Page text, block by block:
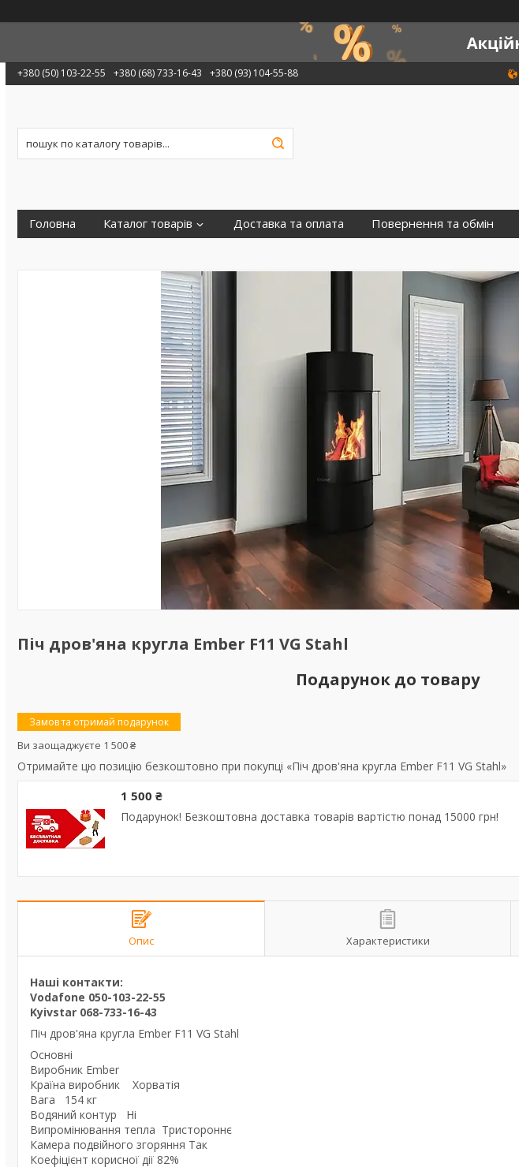
+380 (50) 103-22-55 +380 (68) 733-16-43 +380 (93) 104-55-88
Головна Каталог товарів Доставка та оплата Повернення та обмін
Піч дров'яна кругла Ember F11 VG Stahl
Подарунок до товару
Замов та отримай подарунок
Ви заощаджуєте 1 500 ₴
Отримайте цю позицію безкоштовно при покупці «Піч дров'яна кругла Ember F11 VG Stahl»
1 500 ₴
Подарунок! Безкоштовна доставка товарів вартістю понад 15000 грн!
Опис Характеристики
Наші контакти:
Vodafone 050-103-22-55
Kyivstar 068-733-16-43
Піч дров'яна кругла Ember F11 VG Stahl
Основні
Виробник Ember
Країна виробник Хорватія
Вага 154 кг
Водяний контур Ні
Випромінювання тепла Тристороннє
Камера подвійного згоряння Так
Коефіцієнт корисної дії 82%